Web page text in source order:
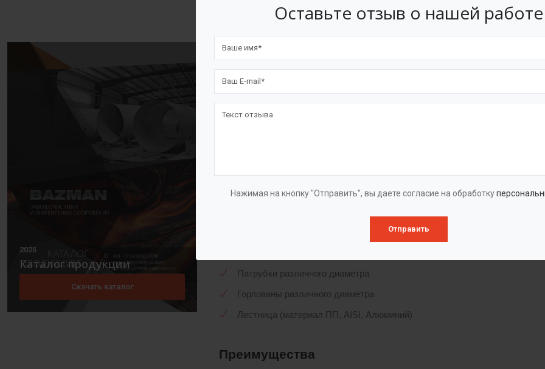
Оставьте отзыв о нашей работе
Нажимая на кнопку "Отправить", вы даете согласие на обработку
Отправить
2025
Каталог продукции
Скачать каталог
Описание оборудования
Системы УФ, излучая в диапазоне УФ-С спектра, обладают высокой
(плесень, дрожжи), а также споровые формы микроорганизмов. Система
см² при качестве обеззараживаемой воды, соответствующей по
оборудованием для обеззараживания сточной воды. В колодце находится
Колодцы оснащены внутренней лестницей для удобства обслуживания.
Патрубки различного диаметра
Горловины различного диаметра
Лестница (материал ПП, AISI, Алюминий)
Преимущества